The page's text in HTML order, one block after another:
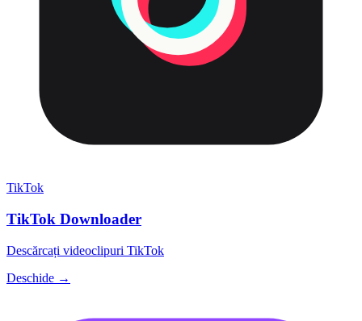
TikTok
TikTok Downloader
Descărcați videoclipuri TikTok
Deschide →